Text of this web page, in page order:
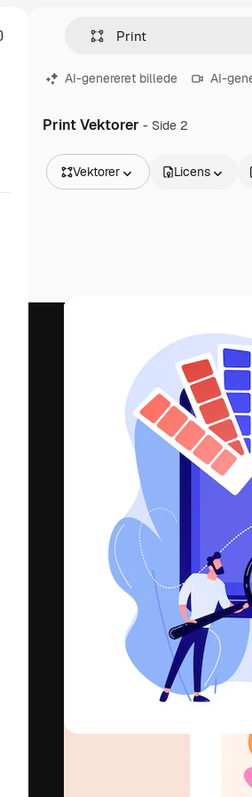
AI-genereret billede AI-
Print Vektorer - Side 2
Vektorer
Videoer
Licens
Den kreative
arbejde. Over 1
kreative og
studier.
2026